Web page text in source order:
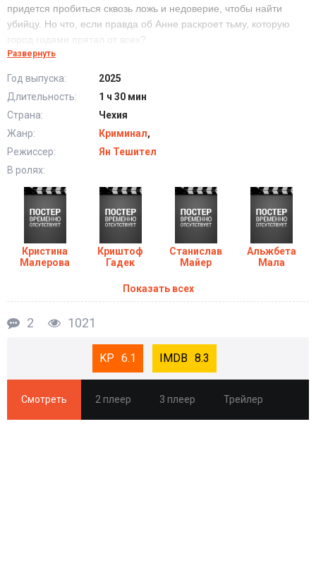
придется пробиться сквозь ложь и недоверие, чтобы найти
убийцу. Но что, если правда об Анне раскроет тьму, которую
город годами прятал от всех?
Игра убийцы (2025) в хорошем качестве HD
Развернуть
Год выпуска:
2025
Длительность:
1 ч 30 мин
Страна:
Чехия
Жанр:
Криминал,
Режиссер:
Ян Тешител
В ролях:
Кристина
Малерова
Криштоф
Гадек
Станислав
Майер
Альжбета
Мала
Показать всех
2 1021
6.1 8.3
Смотреть 2 плеер 3 плеер Трейлер